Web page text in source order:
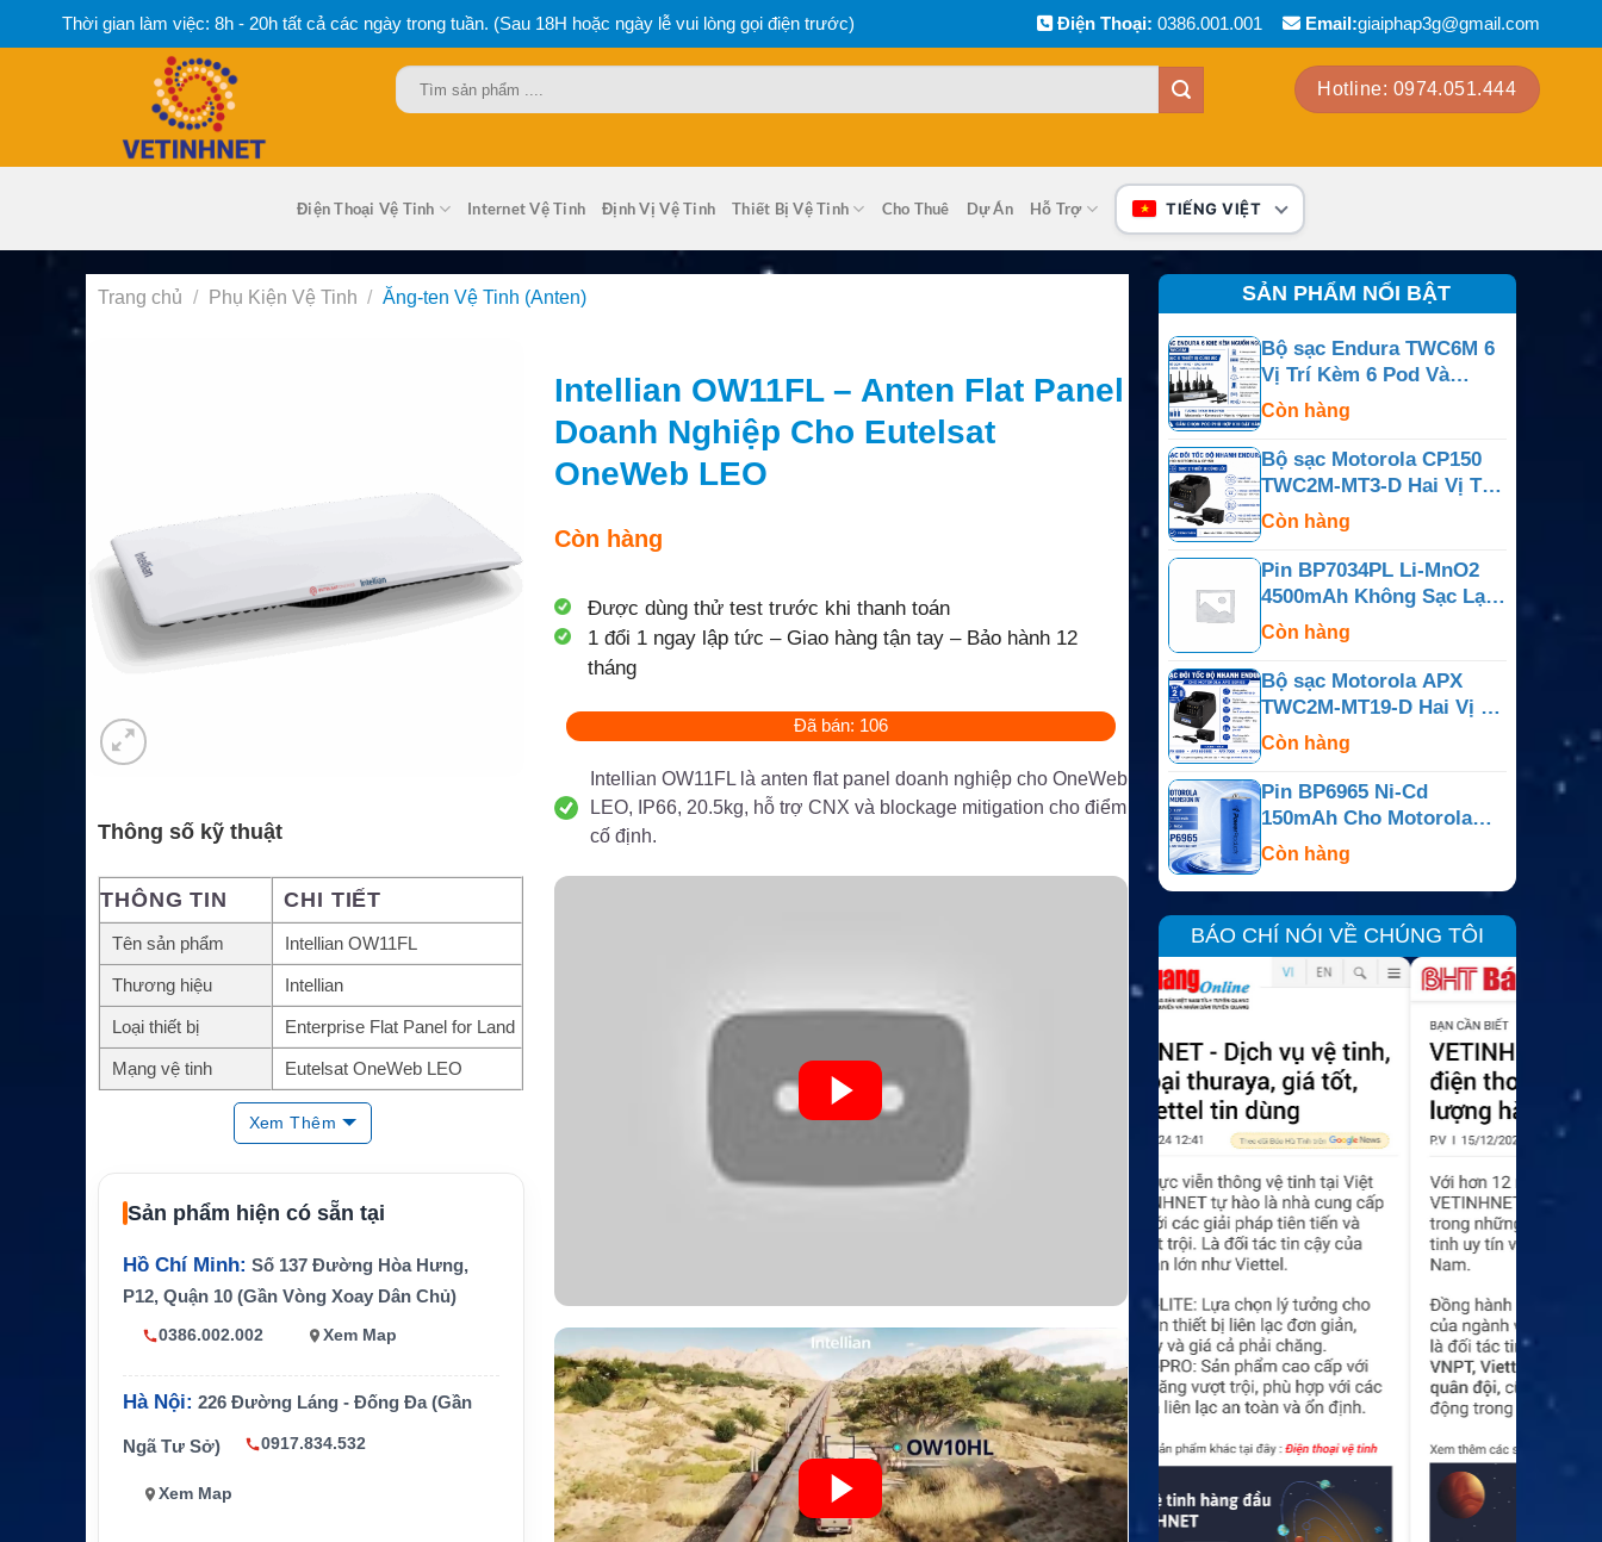
Thời gian làm việc: 8h - 20h tất cả các ngày trong tuần. (Sau 18H hoặc ngày lễ vui lòng gọi điện trước) Điện Thoại: 0386.001.001 Email:giaiphap3g@gmail.com
Tìm
kiếm:
Hotline: 0974.051.444
Điện Thoại Vệ Tinh Internet Vệ Tinh Định Vị Vệ Tinh Thiết Bị Vệ Tinh Cho Thuê Dự Án Hỗ Trợ TIẾNG VIỆT
Trang chủ / Phụ Kiện Vệ Tinh / Ăng-ten Vệ Tinh (Anten)
Thông số kỹ thuật
THÔNG TIN CHI TIẾT
Tên sản phẩm Intellian OW11FL
Thương hiệu Intellian
Loại thiết bị Enterprise Flat Panel for Land
Mạng vệ tinh Eutelsat OneWeb LEO
97 x 50 x 13cm
G/T 10.7 dB/K
Xem Thêm
Sản phẩm hiện có sẵn tại
Hồ Chí Minh: Số 137 Đường Hòa Hưng,
P12, Quận 10 (Gần Vòng Xoay Dân Chủ)
0386.002.002 Xem Map
Hà Nội: 226 Đường Láng - Đống Đa (Gần
Ngã Tư Sở) 0917.834.532
Xem Map
Intellian OW11FL – Anten Flat Panel
Doanh Nghiệp Cho Eutelsat
OneWeb LEO
Còn hàng
Được dùng thử test trước khi thanh toán
1 đổi 1 ngay lập tức – Giao hàng tận tay – Bảo hành 12
tháng
Đã bán: 106
Intellian OW11FL là anten flat panel doanh nghiệp cho OneWeb
LEO, IP66, 20.5kg, hỗ trợ CNX và blockage mitigation cho điểm
cố định.
SẢN PHẨM NỔI BẬT
Bộ sạc Endura TWC6M 6
Vị Trí Kèm 6 Pod Và
Nguồn Ngoài
Còn hàng
Bộ sạc Motorola CP150
TWC2M-MT3-D Hai Vị Trí
Cho CP150, CP200,
Còn hàng
Pin BP7034PL Li-MnO2
4500mAh Không Sạc Lại
Cho Bộ Đàm Motorola
Còn hàng
Bộ sạc Motorola APX
TWC2M-MT19-D Hai Vị Trí
Cho APX6000, APX7000,
Còn hàng
Pin BP6965 Ni-Cd
150mAh Cho Motorola
Dimension IV, Minitor Và
Dòng Tương Thích
Còn hàng
BÁO CHÍ NÓI VỀ CHÚNG TÔI